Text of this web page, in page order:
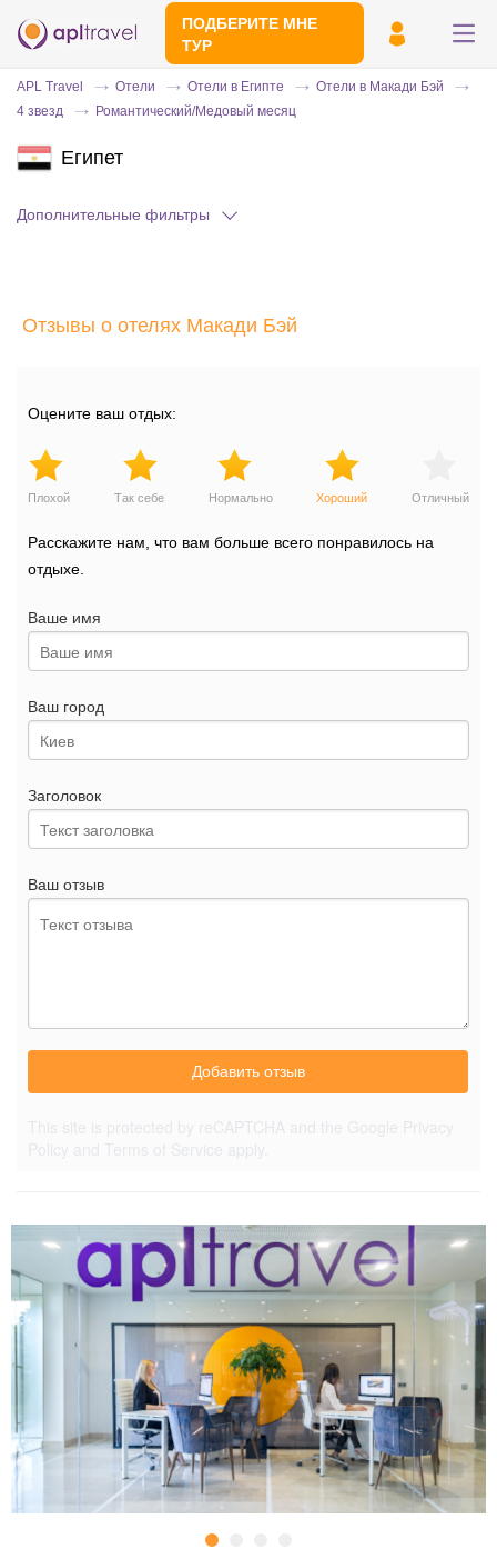
ПОДБЕРИТЕ МНЕ
ТУР
Отправьте свой номер телефона
Эксперт свяжется с вами и сделает
APL Travel Отели Отели в Египте
Отели в Макади Бэй
4 звезд
Романтический/Медовый месяц
Египет
Дополнительные фильтры
Отзывы о отелях Макади Бэй
Оцените ваш отдых:
Плохой Так себе Нормально Хороший Отличный
Расскажите нам, что вам больше всего понравилось на
отдыхе.
Ваше имя
Ваш город
Заголовок
Ваш отзыв
Добавить отзыв